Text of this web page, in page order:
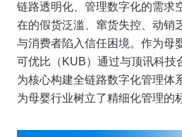
链路透明化、管理数字化的需求
在的假货泛滥、窜货失控、动销
与消费者陷入信任困境。作为母
可优比（KUB）通过与顶讯科技
为核心构建全链路数字化管理体
为母婴行业树立了精细化管理的